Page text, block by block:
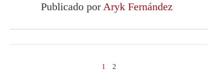
Publicado porAryk Fernández
1 2